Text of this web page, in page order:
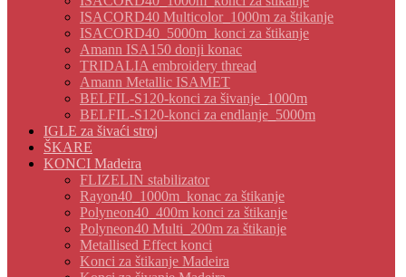
ISACORD40 Multicolor_1000m za štikanje
ISACORD40_5000m_konci za štikanje
Amann ISA150 donji konac
TRIDALIA embroidery thread
Amann Metallic ISAMET
BELFIL-S120-konci za šivanje_1000m
BELFIL-S120-konci za endlanje_5000m
IGLE za šivaći stroj
ŠKARE
KONCI Madeira
FLIZELIN stabilizator
Rayon40_1000m_konac za štikanje
Polyneon40_400m konci za štikanje
Polyneon40 Multi_200m za štikanje
Metallised Effect konci
Konci za štikanje Madeira